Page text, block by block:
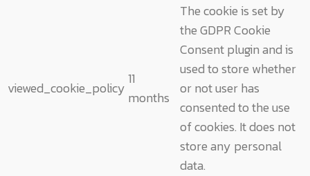
viewed_cookie_policy
11
months
The cookie is set by
the GDPR Cookie
Consent plugin and is
used to store whether
or not user has
consented to the use
of cookies. It does not
store any personal
data.